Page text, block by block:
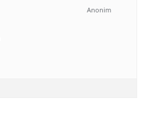
Anonim